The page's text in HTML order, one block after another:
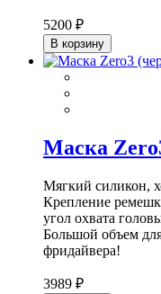
5200 ₽
В корзину
Маска
Мягкий силикон,
Крепление
угол охвата
Большой объем
фридайвера!
3989 ₽